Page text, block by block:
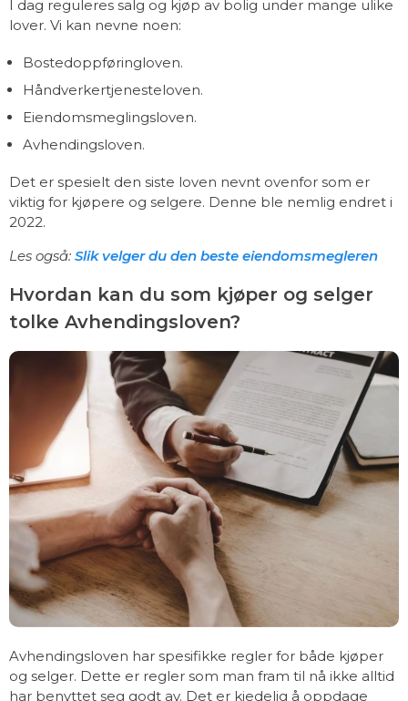
I dag reguleres salg og kjøp av bolig under mange ulike
lover. Vi kan nevne noen:
Bostedoppføringloven.
Håndverkertjenesteloven.
Eiendomsmeglingsloven.
Avhendingsloven.
Det er spesielt den siste loven nevnt ovenfor som er
viktig for kjøpere og selgere. Denne ble nemlig endret i
2022.
Les også: Slik velger du den beste eiendomsmegleren
Hvordan kan du som kjøper og selger
tolke Avhendingsloven?
Avhendingsloven har spesifikke regler for både kjøper
og selger. Dette er regler som man fram til nå ikke alltid
har benyttet seg godt av. Det er kjedelig å oppdage